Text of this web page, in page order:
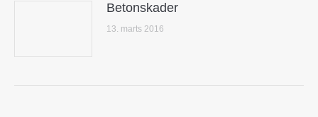
Betonskader
13. marts 2016